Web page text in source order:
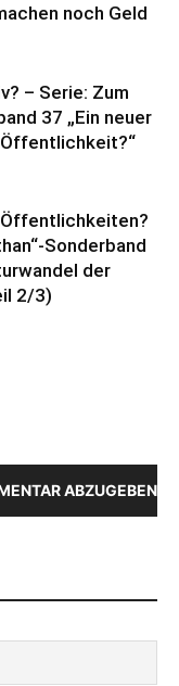
noch Geld
– Serie: Zum
37 „Ein neuer
Sonderband
der
2/3)
ABZUGEBEN